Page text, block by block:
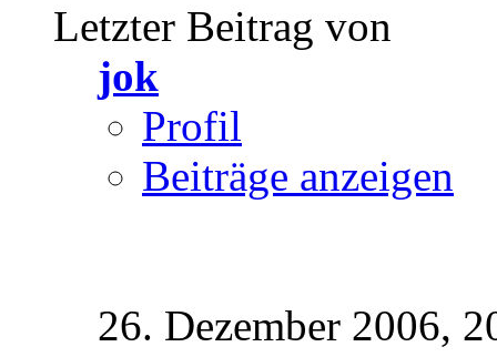
Letzter Beitrag von
jok
Profil
Beiträge anzeigen
26. Dezember 2006,